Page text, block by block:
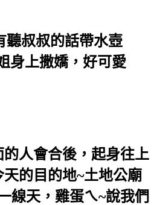
聽叔叔的話帶水壺
身上撒嬌，好可愛
人會合後，起身往上
天的目的地~土地公廟
線天，雞蛋ㄟ~說我們